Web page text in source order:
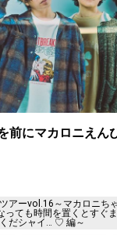
前にマカロニえん
アーvol.16～マカロニち
っても時間を置くとすぐ
だシャイ… ♡ 編～